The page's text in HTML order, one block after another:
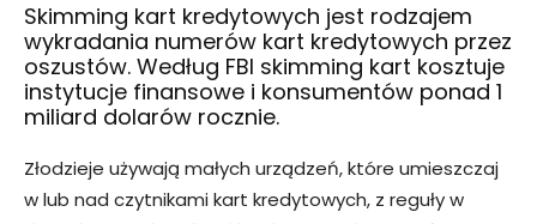
Skimming kart kredytowych jest rodzajem
wykradania numerów kart kredytowych przez
oszustów. Według FBI skimming kart kosztuje
instytucje finansowe i konsumentów ponad 1
miliard dolarów rocznie.
Złodzieje używają małych urządzeń, które umieszczaj
w lub nad czytnikami kart kredytowych, z reguły w